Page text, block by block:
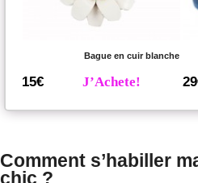
Bague en cuir blanche
15€ J’Achete!
Comment s’habiller
chic ?